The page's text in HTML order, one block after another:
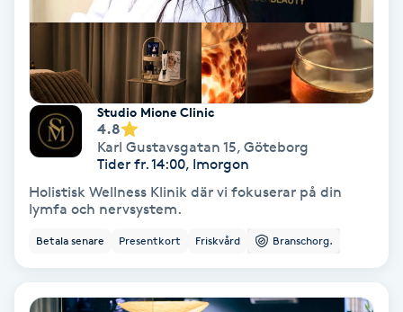
Makeup
Studio Mione Clinic
4.8
Karl Gustavsgatan 15, Göteborg
Tider fr. 14:00, Imorgon
Holistisk Wellness Klinik där vi fokuserar på din
lymfa och nervsystem.
Betala senare Presentkort Friskvård Branschorg.